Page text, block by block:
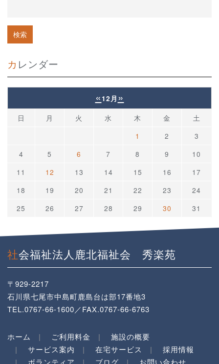
カレンダー
« 12月 »
日 月 火 水 木 金
土
1
2
3
4
5 6 7 8 9
10
11
12 13 14 15 16
17
18
19 20 21 22 23
24
25
26 27 28 29 30 31
社会福祉法人鹿北福祉会 秀楽苑
〒929-2217
石川県七尾市中島町鹿島台は部17番地3
TEL.0767-66-1600／FAX.0767-66-6763
ホーム ご利用料金
施設の概要
サービス案内
在宅サービス
採用情報
ボランティア
ブログ お問い合わせ